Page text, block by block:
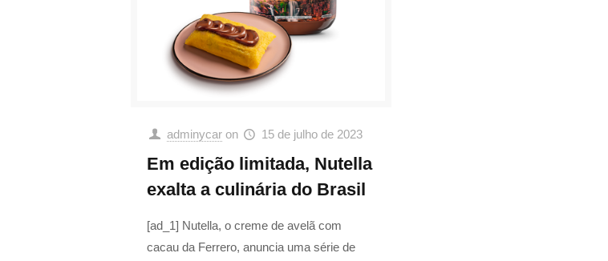
adminycar on 15 de julho de 2023
Em edição limitada, Nutella
exalta a culinária do Brasil
[ad_1] Nutella, o creme de avelã com
cacau da Ferrero, anuncia uma série de